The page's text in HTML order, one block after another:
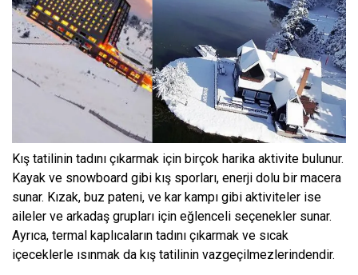
Kış tatilinin tadını çıkarmak için birçok harika aktivite bulunur.
Kayak ve snowboard gibi kış sporları, enerji dolu bir macera
sunar. Kızak, buz pateni, ve kar kampı gibi aktiviteler ise
aileler ve arkadaş grupları için eğlenceli seçenekler sunar.
Ayrıca, termal kaplıcaların tadını çıkarmak ve sıcak
içeceklerle ısınmak da kış tatilinin vazgeçilmezlerindendir.